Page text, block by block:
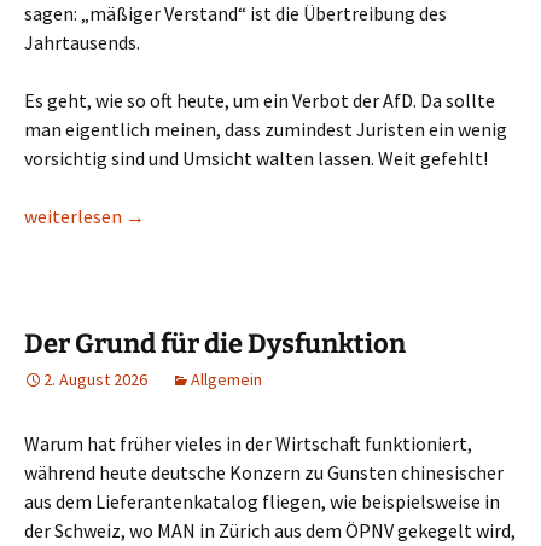
sagen: „mäßiger Verstand“ ist die Übertreibung des
Jahrtausends.
Es geht, wie so oft heute, um ein Verbot der AfD. Da sollte
man eigentlich meinen, dass zumindest Juristen ein wenig
vorsichtig sind und Umsicht walten lassen. Weit gefehlt!
Was man von Juristen noch zu halten hat
weiterlesen →
Der Grund für die Dysfunktion
2. August 2026 Allgemein
Warum hat früher vieles in der Wirtschaft funktioniert,
während heute deutsche Konzern zu Gunsten chinesischer
aus dem Lieferantenkatalog fliegen, wie beispielsweise in
der Schweiz, wo MAN in Zürich aus dem ÖPNV gekegelt wird,